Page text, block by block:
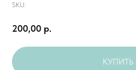
SKU:
200,00 р.
КУПИТЬ